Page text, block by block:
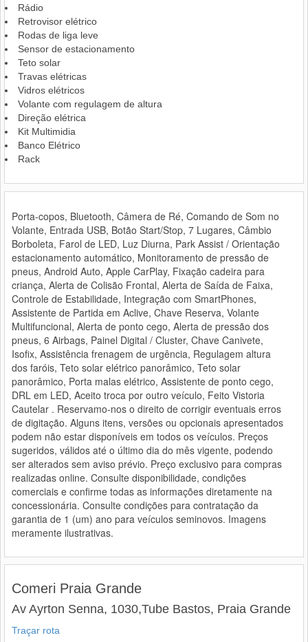
Rádio
Retrovisor elétrico
Rodas de liga leve
Sensor de estacionamento
Teto solar
Travas elétricas
Vidros elétricos
Volante com regulagem de altura
Direção elétrica
Kit Multimidia
Banco Elétrico
Rack
Porta-copos, Bluetooth, Câmera de Ré, Comando de Som no
Volante, Entrada USB, Botão Start/Stop, 7 Lugares, Câmbio
Borboleta, Farol de LED, Luz Diurna, Park Assist / Orientação
estacionamento automático, Monitoramento de pressão de
pneus, Android Auto, Apple CarPlay, Fixação cadeira para
criança, Alerta de Colisão Frontal, Alerta de Saída de Faixa,
Controle de Estabilidade, Integração com SmartPhones,
Assistente de Partida em Aclive, Chave Reserva, Volante
Multifuncional, Alerta de ponto cego, Alerta de pressão dos
pneus, 6 Airbags, Painel Digital / Cluster, Chave Canivete,
Isofix, Assistência frenagem de urgência, Regulagem altura
dos faróis, Teto solar elétrico panorâmico, Teto solar
panorâmico, Porta malas elétrico, Assistente de ponto cego,
DRL em LED, Aceito troca por outro veículo, Feito Vistoria
Cautelar . Reservamo-nos o direito de corrigir eventuais erros
de digitação. Alguns itens, versões ou opcionais apresentados
podem não estar disponíveis em todos os veículos. Preços
sugeridos, válidos até o último dia do mês vigente, podendo
ser alterados sem aviso prévio. Preço exclusivo para compras
realizadas online. Consulte disponibilidade, condições
comerciais e confirme todas as informações diretamente na
concessionária. Consulte condições para contratação da
garantia de 1 (um) ano para veículos seminovos. Imagens
meramente ilustrativas.
Comeri Praia Grande
Av Ayrton Senna, 1030,Tube Bastos, Praia Grande
Traçar rota